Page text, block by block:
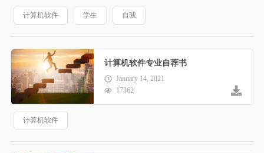
计算机软件 学生 自我
计算机软件专业自荐书
January 14, 2021
17362
计算机软件